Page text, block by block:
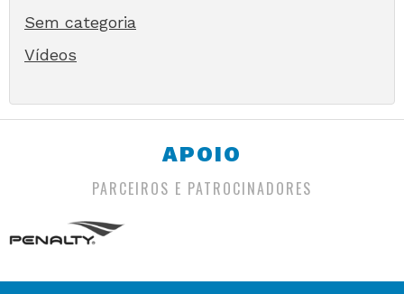
Sem categoria
Vídeos
APOIO
PARCEIROS E PATROCINADORES